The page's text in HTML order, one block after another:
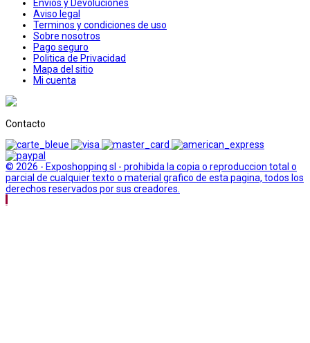
Envios y Devoluciones
Aviso legal
Terminos y condiciones de uso
Sobre nosotros
Pago seguro
Politica de Privacidad
Mapa del sitio
Mi cuenta
Contacto
© 2026 - Exposhopping sl - prohibida la copia o reproduccion total o
parcial de cualquier texto o material grafico de esta pagina, todos los
derechos reservados por sus creadores.